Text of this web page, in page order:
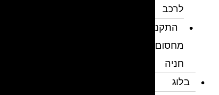
לרכב
התקנת
מחסום
חניה
בלוג